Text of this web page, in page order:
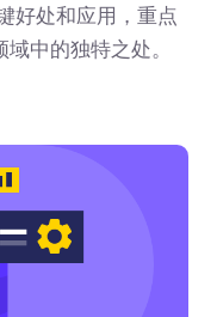
好处和应用，重点
中的独特之处。